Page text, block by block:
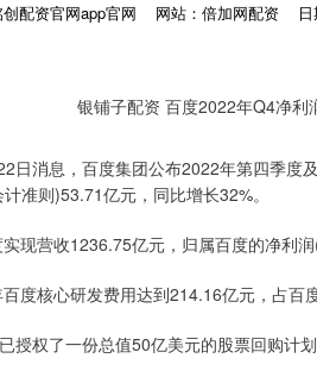
配资官网app官网 网站：倍加网配资
日消息，百度集团公布2022年第四季
准则)53.71亿元，同比增长32%。
现营收1236.75亿元，归属百度的净利
度核心研发费用达到214.16亿元，占百
授权了一份总值50亿美元的股票回购计